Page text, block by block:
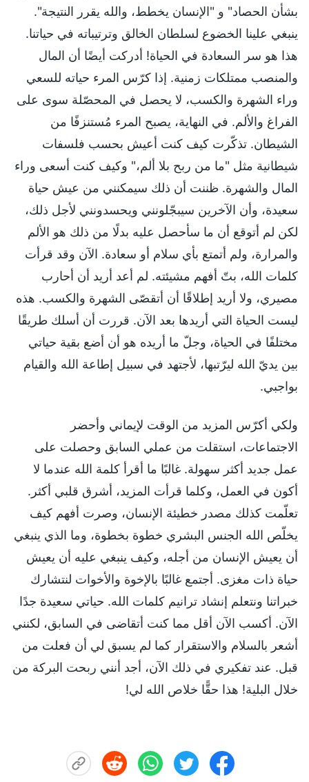
بشأن الحصاد" و "الإنسان يخطط، والله يقرر النتيجة".
ينبغي علينا الخضوع لسلطان الخالق وترتيباته في حياتنا.
هذا هو سر السعادة في الحياة! أدركت أيضًا أن المال
والمنصب ممتلكات زمنية. إذا كرّس المرء حياته للسعي
وراء الشهرة والكسب، لا يحصل في المحصّلة سوى على
الفراغ والألم. في النهاية، يصبح المرء مُستنزفًا من
الشيطان. تذكّرت كيف كنت أعيش بحسب فلسفات
شيطانية مثل "ما من ربح بلا ألم،" وكيف كنت أسعى وراء
المال والشهرة. ظننت أن ذلك سيمكنني من عيش حياة
سعيدة، وأن الآخرين سيبجّلونني ويحسدونني لأجل ذلك،
لكن لم أتوقع أن ما سأحصل عليه بدلًا من ذلك هو الألم
والمرارة، ولم أتمتع بأي سلام أو سعادة. الآن وقد قرأت
كلمات الله، بتّ أفهم مشيئته. لم أعد أريد أن أحارب
مصيري، ولا أريد إطلاقًا أن أتقصّى الشهرة والكسب. هذه
ليست الحياة التي أريدها بعد الآن. قررت أن أسلك طريقًا
مختلفًا في الحياة، وجلّ ما أريده هو أن أضع بقية حياتي
بين يديّ الله ليرّتبها، لأجتهد في سبيل إطاعة الله والقيام
بواجبي.
ولكي أكرّس المزيد من الوقت لإيماني وأحضر
الاجتماعات، استقلت من عملي السابق وحصلت على
عمل جديد أكثر سهولة. غالبًا ما أقرأ كلمة الله عندما لا
أكون في العمل، وكلما قرأت المزيد، أشرق قلبي أكثر.
تعلّمت كذلك مصدر خطيئة الإنسان، وصرت أفهم كيف
يخلّص الله الجنس البشري خطوة بخطوة، وما الذي ينبغي
أن يعيش الإنسان من أجله، وكيف ينبغي عليه أن يعيش
حياة ذات مغزى. أجتمع غالبًا بالإخوة والأخوات لنتشارك
خبراتنا ونتعلم إنشاد ترانيم كلمات الله. حياتي سعيدة جدًا
الآن. أكسب الآن أقل مما كنت أتقاضى في السابق، لكنني
أشعر بالسلام والاستقرار كما لم يسبق لي أن فعلت من
قبل. عند تفكيري في ذلك الآن، أجد أنني ربحت البركة من
خلال البلية! هذا حقًّا خلاص الله لي!